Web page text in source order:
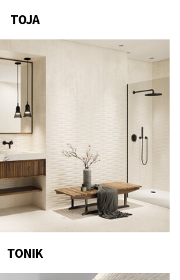
TOJA
TONIK